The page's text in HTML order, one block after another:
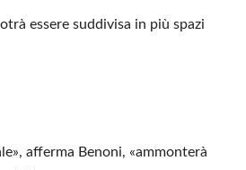
essere suddivisa in più spazi
afferma Benoni, «ammonterà